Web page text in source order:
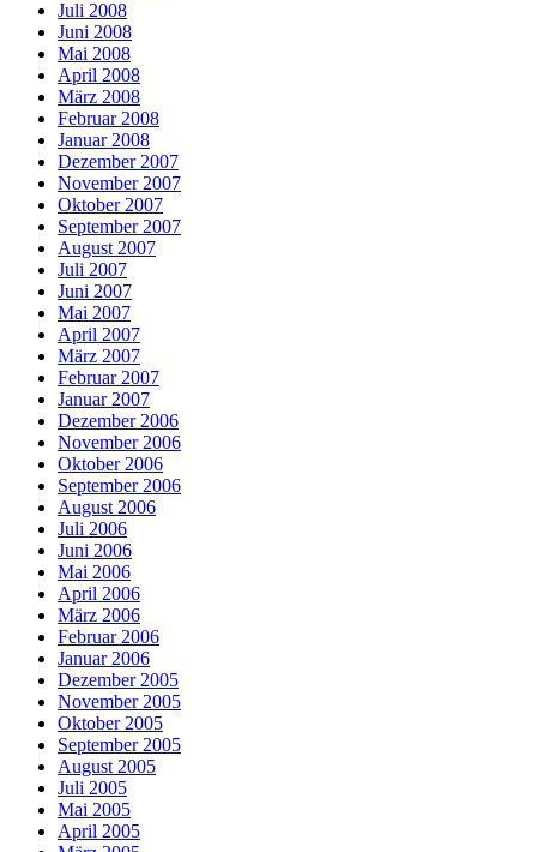
Juli 2008
Juni 2008
Mai 2008
April 2008
März 2008
Februar 2008
Januar 2008
Dezember 2007
November 2007
Oktober 2007
September 2007
August 2007
Juli 2007
Juni 2007
Mai 2007
April 2007
März 2007
Februar 2007
Januar 2007
Dezember 2006
November 2006
Oktober 2006
September 2006
August 2006
Juli 2006
Juni 2006
Mai 2006
April 2006
März 2006
Februar 2006
Januar 2006
Dezember 2005
November 2005
Oktober 2005
September 2005
August 2005
Juli 2005
Mai 2005
April 2005